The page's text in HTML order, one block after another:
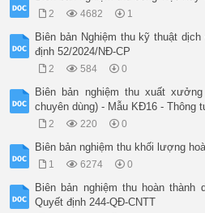
6. Kết luận của người chủ trì
ngân sách nhà nước.
- Yêu cầu sửa chữa, hoàn thiện
Các bên trực tiếp nghiệm thu
bản, kho bạc nhà nước 01 bản,
KÝ TÊN CỦA CÁC THÀNH VIÊN CHỦ
(Chủ trì, ghi rõ họ tên, đóng
(Ký, ghi rõ họ tên, đóng dấu)
Nguồn: Nghị định 65/2017/NĐ-CP
2 4682 1
Biên bản Nghiệm thu kỹ thuật
định 52/2024/NĐ-CP
2 584 0
Biên bản nghiệm thu xuất
chuyên dùng) - Mẫu KĐ16 - Thông
2 220 0
Biên bản nghiệm thu khối lượng
1 6274 0
Biên bản nghiệm thu hoàn thành
Quyết định 244-QĐ-CNTT